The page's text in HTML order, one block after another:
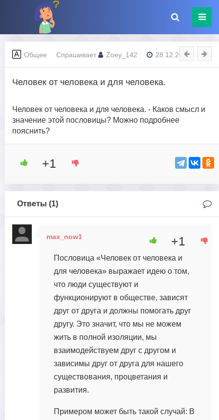
Общее Спрашивает Zoey_142 28.12.2023 - 10:32
Человек от человека и для человека.
Человек от человека и для человека. - Каков смысл и
значение этой пословицы? Можно подробнее
пояснить?
+1
Ответы (1)
max_now1
Пословица «Человек от человека и
для человека» выражает идею о том,
что люди существуют и
функционируют в обществе, зависят
друг от друга и должны помогать друг
другу. Это значит, что мы не можем
жить в полной изоляции, мы
взаимодействуем друг с другом и
зависимы друг от друга для нашего
существования, процветания и
развития.
Примером может быть такой случай: В
+1